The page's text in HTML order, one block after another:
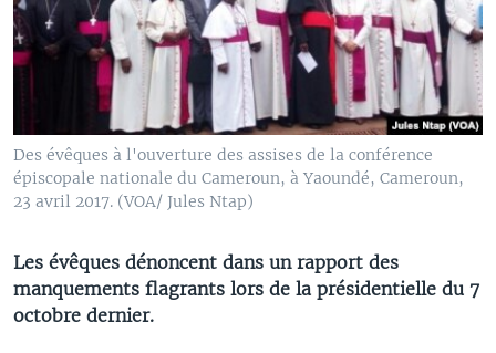
Des évêques à l'ouverture des assises de la conférence
épiscopale nationale du Cameroun, à Yaoundé, Cameroun,
23 avril 2017. (VOA/ Jules Ntap)
Les évêques dénoncent dans un rapport des
manquements flagrants lors de la présidentielle du 7
octobre dernier.